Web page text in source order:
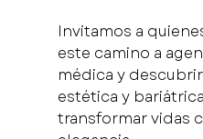
Invitamos a
este camino a
médica y
estética y
transformar vidas